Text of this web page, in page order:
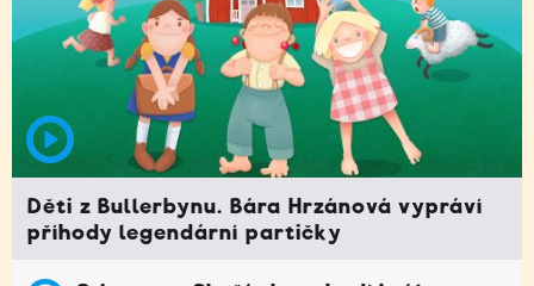
Děti z Bullerbynu. Bára Hrzánová vypráví
příhody legendární partičky